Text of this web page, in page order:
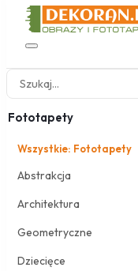
Fototapety
Wszystkie: Fototapety
Abstrakcja
Architektura
Geometryczne
Dziecięce